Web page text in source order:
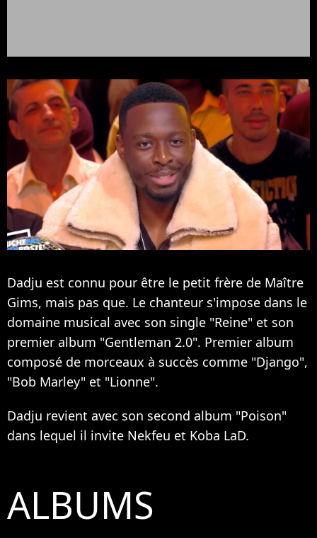
Dadju est connu pour être le petit frère de Maître
Gims, mais pas que. Le chanteur s'impose dans le
domaine musical avec son single "Reine" et son
premier album "Gentleman 2.0". Premier album
composé de morceaux à succès comme "Django",
"Bob Marley" et "Lionne".
Dadju revient avec son second album "Poison"
dans lequel il invite Nekfeu et Koba LaD.
ALBUMS